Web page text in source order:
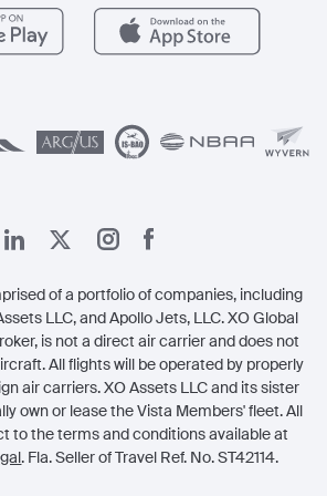
of a portfolio of companies, including
LLC, and Apollo Jets, LLC. XO Global
is not a direct air carrier and does not
All flights will be operated by properly
air carriers. XO Assets LLC and its sister
own or lease the Vista Members' fleet. All
to the terms and conditions available at
. Fla. Seller of Travel Ref. No. ST42114.